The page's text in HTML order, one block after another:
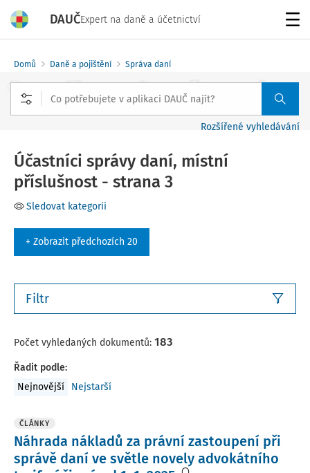
DAUČExpert na daně a účetnictví
Domů Daně a pojištění Správa daní
Rozšířené vyhledávání
Účastníci správy daní, místní
příslušnost - strana 3
Sledovat kategorii
+ Zobrazit předchozích 20
Filtr
Počet vyhledaných dokumentů: 183
Řadit podle:
Nejnovější
Nejstarší
ČLÁNKY
Náhrada nákladů za právní zastoupení při
správě daní ve světle novely advokátního